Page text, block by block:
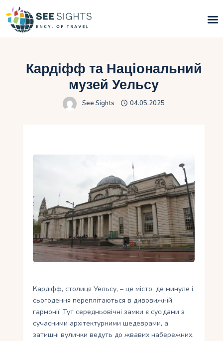
Гарячі тури
Типи Турів
Інфо
Контакти
Укр
Кардіфф та Національний
музей Уельсу
See Sights 04.05.2025
Кардіфф, столиця Уельсу, – це місто, де минуле і
сьогодення переплітаються в дивовижній
гармонії. Тут середньовічні замки є сусідами з
сучасними архітектурними шедеврами, а
затишні вулички ведуть до жвавих набережних.